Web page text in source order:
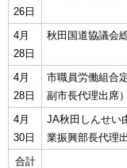
26日
4月
28日
秋田国道協議会
4月
28日
市職員労働組合
副市長代理出席）
4月
30日
JA秋田しんせい
業振興部長代理出
合計